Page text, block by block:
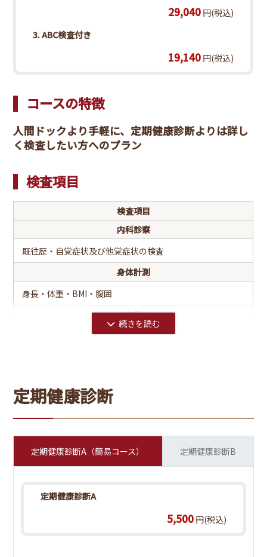
総コレステロール・LDLコレステロール・HDLコレステ
ロール・中性脂肪(TG)・nonHDLコレステロール
AST(GOT)・ALT(GPT)・γ－GTP・総蛋白・アルブミ
ン・コリンエステラーゼ・総ビリルビン・直接ビリル
ビン・LDH・ALP
膵機能
腎機能
尿素窒素(BUN)・クレアチニン・eGFR
尿酸(UA)
HBs抗原・HCV抗体
赤血球数・血色素量(ヘモグロビン)・ヘマトクリット・
MCV・MCH・MCHC・血清鉄
免疫・血清
CRP・RF(定量)
胸部X線
直接撮影(デジタル)2方向
29,040 円(税込)
3. ABC検査付き
19,140 円(税込)
コースの特徴
人間ドックより手軽に、定期健康診断よりは詳し
く検査したい方へのプラン
検査項目
検査項目
内科診察
既往歴・自覚症状及び他覚症状の検査
身体計測
身長・体重・BMI・腹囲
血圧
定期健康診断
定期健康診断A（簡易コース） 定期健康診断B
定期健康診断A
5,500円(税込)